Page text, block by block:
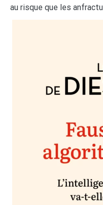
au risque que les